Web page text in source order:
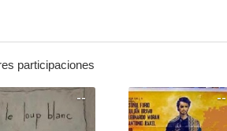
participaciones
-- --